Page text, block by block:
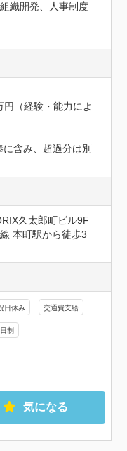
織開発、人事制度
（経験・能力によ
含み、超過分は別
久太郎町ビル9F
本町駅から徒歩3
日休み 交通費支給
制
気になる